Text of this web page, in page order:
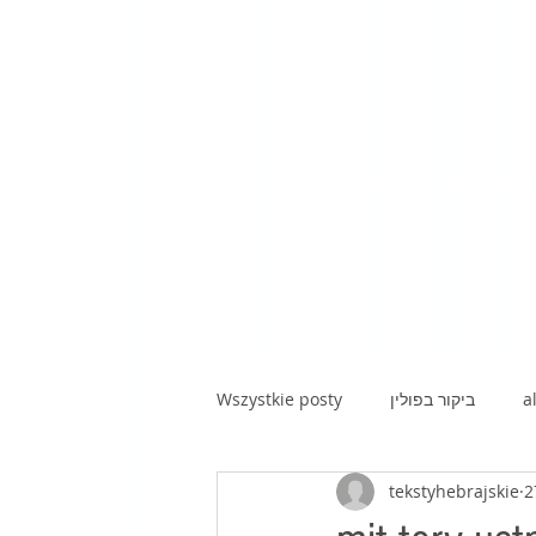
Wszystkie posty ביקור בפולין
kawa z hebrajskątekstyhebrajskie